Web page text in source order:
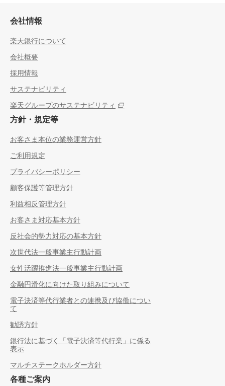
会社情報
楽天銀行について
会社概要
採用情報
サステナビリティ
楽天グループのサステナビリティ
方針・規定等
お客さま本位の業務運営方針
ご利用規定
プライバシーポリシー
顧客保護等管理方針
利益相反管理方針
お客さま対応基本方針
反社会的勢力対応の基本方針
次世代法一般事業主行動計画
女性活躍推進法一般事業主行動計画
金融円滑化に向けた取り組みについて
電子決済等代行業者との連携及び協働につい
て
勧誘方針
銀行法に基づく「電子決済等代行業」に係る
表示
マルチステークホルダー方針
各種ご案内